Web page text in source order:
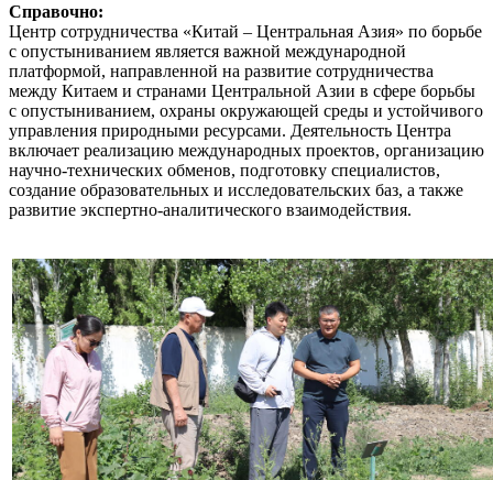
Справочно:
Центр сотрудничества «Китай – Центральная Азия» по борьбе
с опустыниванием является важной международной
платформой, направленной на развитие сотрудничества
между Китаем и странами Центральной Азии в сфере борьбы
с опустыниванием, охраны окружающей среды и устойчивого
управления природными ресурсами. Деятельность Центра
включает реализацию международных проектов, организацию
научно-технических обменов, подготовку специалистов,
создание образовательных и исследовательских баз, а также
развитие экспертно-аналитического взаимодействия.